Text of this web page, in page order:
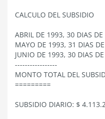
CALCULO DEL SUBSIDIO
ABRIL DE 1993, 30 DIAS
MAYO DE 1993, 31 DIAS
JUNIO DE 1993, 30 DIAS
-----------------
MONTO TOTAL DEL
=========
SUBSIDIO DIARIO: $